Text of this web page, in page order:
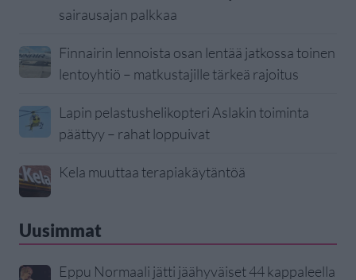
sairausajan palkkaa
Finnairin lennoista osan lentää jatkossa toinen
lentoyhtiö – matkustajille tärkeä rajoitus
Lapin pelastushelikopteri Aslakin toiminta
päättyy – rahat loppuivat
Kela muuttaa terapiakäytäntöä
Uusimmat
Eppu Normaali jätti jäähyväiset 44 kappaleella